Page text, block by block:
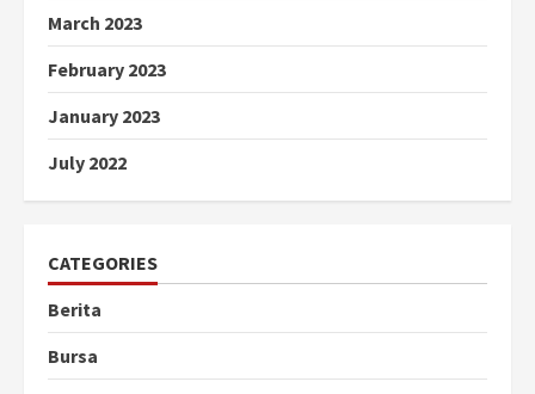
March 2023
February 2023
January 2023
July 2022
CATEGORIES
Berita
Bursa